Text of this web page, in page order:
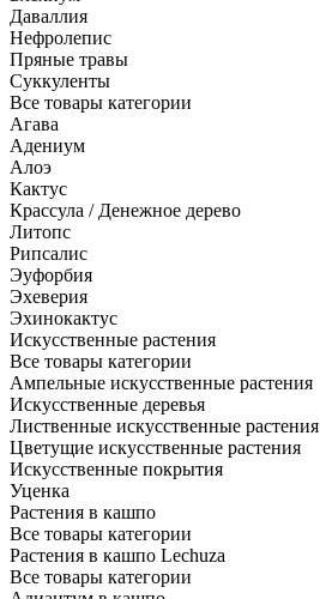
Даваллия
Нефролепис
Пряные травы
Суккуленты
Все товары категории
Агава
Адениум
Алоэ
Кактус
Крассула / Денежное дерево
Литопс
Рипсалис
Эуфорбия
Эхеверия
Эхинокактус
Искусственные растения
Все товары категории
Ампельные искусственные растения
Искусственные деревья
Лиственные искусственные растения
Цветущие искусственные растения
Искусственные покрытия
Уценка
Растения в кашпо
Все товары категории
Растения в кашпо Lechuza
Все товары категории